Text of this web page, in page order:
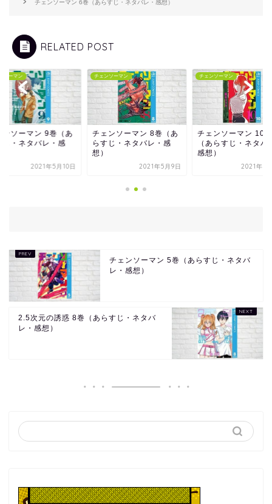
チェンソーマン 6巻（あらすじ・ネタバレ・感想）
RELATED POST
ソーマン
ンソーマン 9巻（あ
じ・ネタバレ・感
2021年5月10日
チェンソーマン
チェンソーマン 8巻（あ
らすじ・ネタバレ・感
想）
2021年5月9日
チェンソーマン
チェンソーマン 10巻
（あらすじ・ネタバ
感想）
2021年5
チェンソーマン 5巻（あらすじ・ネタバ
レ・感想）
2.5次元の誘惑 8巻（あらすじ・ネタバ
レ・感想）